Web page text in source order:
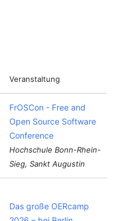
Veranstaltung
FrOSCon - Free and
Open Source Software
Conference
Hochschule Bonn-Rhein-
Sieg, Sankt Augustin
Das große OERcamp